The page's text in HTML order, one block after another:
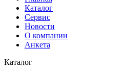
Каталог
Сервис
Новости
О компании
Анкета
Каталог